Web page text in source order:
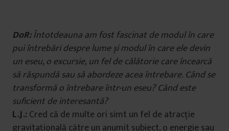
DoR:Întotdeauna am fost fascinat de modul în care
pui întrebări despre lume și modul în care ele devin
un eseu, o excursie, un fel de călătorie care încearcă
să răspundă sau să abordeze acea întrebare. Când se
transformă o întrebare într-un eseu? Când este
suficient de interesantă?
L.J.: Cred că de multe ori simt un fel de atracție
gravitațională către un anumit subiect, o energie sau